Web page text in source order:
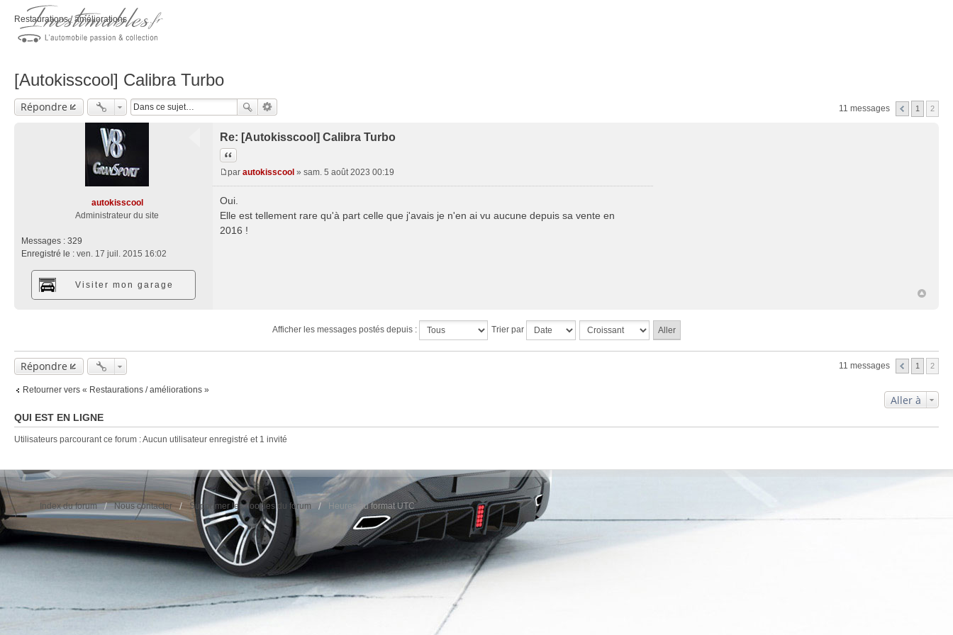
Restaurations / améliorations
[Autokisscool] Calibra Turbo
Répondre 11 messages 1 2
autokisscool
Administrateur du site
Messages : 329
Enregistré le : ven. 17 juil. 2015 16:02
Visiter mon garage
Re: [Autokisscool] Calibra Turbo
Citation
s
s
a
par autokisscool » sam. 5 août 2023 00:19
Oui.
Elle est tellement rare qu'à part celle que j'avais je n'en ai vu aucune depuis sa vente en
2016 !
Afficher les messages postés depuis : Trier par
Répondre 11 messages 1 2
Retourner vers « Restaurations / améliorations »
Aller à
QUI EST EN LIGNE
Utilisateurs parcourant ce forum : Aucun utilisateur enregistré et 1 invité
Index du forum Nous contacter Supprimer les cookies du forum Heures au formatUTC